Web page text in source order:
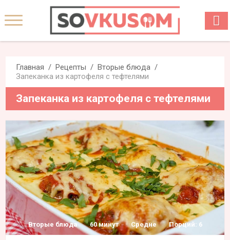
Главная Рецепты
Вторые блюда
Запеканка из картофеля с тефтелями
Запеканка из картофеля с тефтелями
Вторые блюда 60 минут Средне Порций: 6